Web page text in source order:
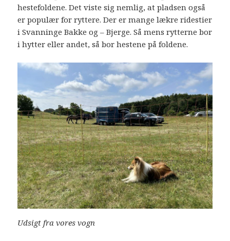
hestefoldene. Det viste sig nemlig, at pladsen også
er populær for ryttere. Der er mange lækre ridestier
i Svanninge Bakke og – Bjerge. Så mens rytterne bor
i hytter eller andet, så bor hestene på foldene.
Udsigt fra vores vogn